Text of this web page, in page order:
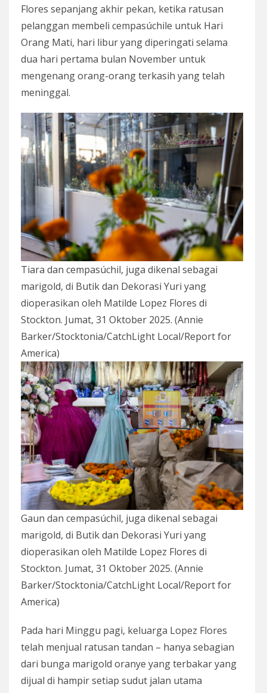
Flores sepanjang akhir pekan, ketika ratusan
pelanggan membeli cempasúchile untuk Hari
Orang Mati, hari libur yang diperingati selama
dua hari pertama bulan November untuk
mengenang orang-orang terkasih yang telah
meninggal.
Tiara dan cempasúchil, juga dikenal sebagai
marigold, di Butik dan Dekorasi Yuri yang
dioperasikan oleh Matilde Lopez Flores di
Stockton. Jumat, 31 Oktober 2025. (Annie
Barker/Stocktonia/CatchLight Local/Report for
America)
Gaun dan cempasúchil, juga dikenal sebagai
marigold, di Butik dan Dekorasi Yuri yang
dioperasikan oleh Matilde Lopez Flores di
Stockton. Jumat, 31 Oktober 2025. (Annie
Barker/Stocktonia/CatchLight Local/Report for
America)
Pada hari Minggu pagi, keluarga Lopez Flores
telah menjual ratusan tandan – hanya sebagian
dari bunga marigold oranye yang terbakar yang
dijual di hampir setiap sudut jalan utama